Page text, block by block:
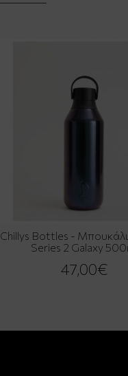
Chillys Bottles -
Series 2 Galaxy
47,00€